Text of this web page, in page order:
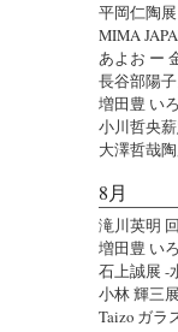
平岡仁陶展
MIMA
あよお ー
長谷部陽
増田豊 い
小川哲央
大澤哲哉
8月
滝川英明
増田豊 い
石上誠展 -
小林 輝三
Taizo ガラ